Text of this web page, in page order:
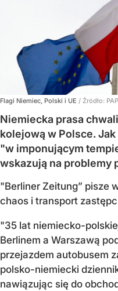
Flagi Niemiec, Polski i UE / Źródło:
Niemiecka prasa
kolejową w Polsce.
"w imponującym
wskazują na problemy
"Berliner Zeitung” pisze
chaos i transport
"35 lat niemiecko-
Berlinem a Warszawą
przejazdem autobusem
polsko-niemiecki
nawiązując się do